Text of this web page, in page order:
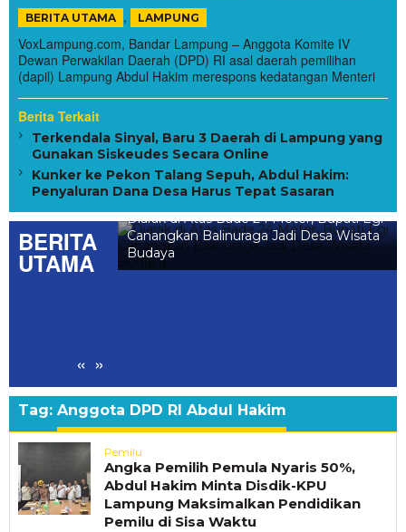
BERITA UTAMA , LAMPUNG
VoxLampung.com, Bandar Lampung – Anggota Komite IV
Dewan Perwakilan Daerah (DPD) RI asal daerah pemilihan
(dapil) Lampung Abdul Hakim merespons kedatangan Menteri
Berita Terkait
Terkendala Sinyal, Baru 3 Daerah di Lampung yang
Gunakan Siskeudes Secara Online
Kunker ke Pekon Talang Sepuh, Abdul Hakim:
Penyaluran Dana Desa Harus Tepat Sasaran
BERITA
UTAMA
« »
Balinuraga,
Hidupkan Desa
Diarak di Atas Bade 24 Meter, Bupati Egi
Canangkan Balinuraga Jadi Desa Wisata
Budaya
Tag: Anggota DPD RI Abdul Hakim
Pemilu
Angka Pemilih Pemula Nyaris 50%,
Abdul Hakim Minta Disdik-KPU
Lampung Maksimalkan Pendidikan
Pemilu di Sisa Waktu